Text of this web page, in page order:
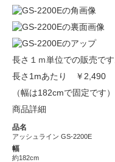
長さ１ｍ単位での販売です
長さ1mあたり
￥2,490
（幅は182cmで固定です）
商品詳細
品名
アッシュライン GS-2200E
幅
約182cm